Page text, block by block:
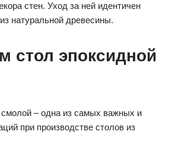
стен. Уход за ней идентичен
натуральной древесины.
стол эпоксидной
смолой – одна из самых важных и
при производстве столов из